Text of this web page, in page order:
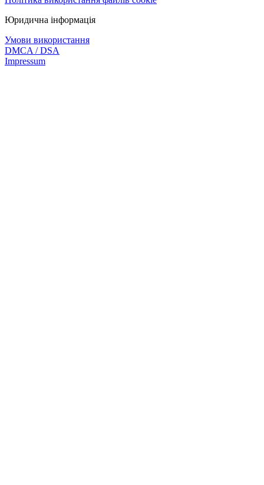
Юридична інформація
Умови використання
DMCA / DSA
Impressum